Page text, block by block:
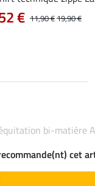
11,90 €19,90 €
€
bi-matière
cet